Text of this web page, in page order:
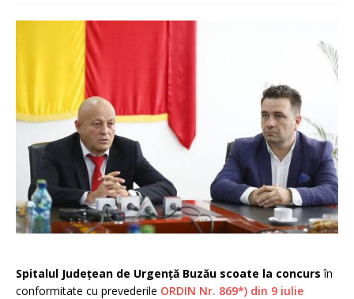
Spitalul Judeţean de Urgenţă Buzău scoate la concurs în
conformitate cu prevederile ORDIN Nr. 869*) din 9 iulie